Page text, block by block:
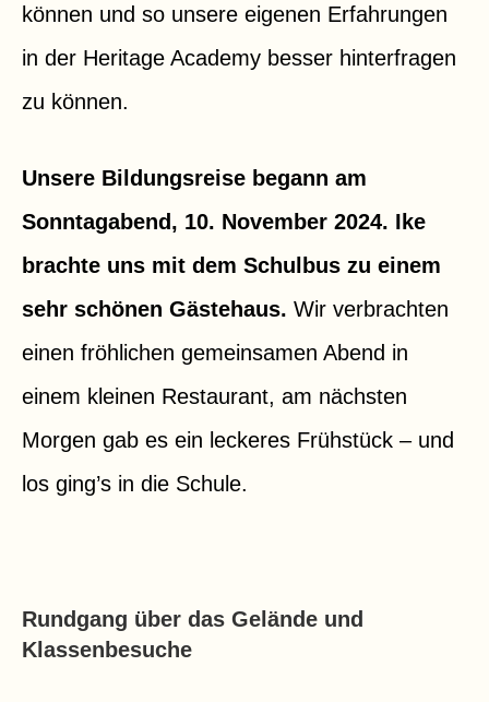
können und so unsere eigenen Erfahrungen
in der Heritage Academy besser hinterfragen
zu können.
Unsere Bildungsreise begann am
Sonntagabend, 10. November 2024. Ike
brachte uns mit dem Schulbus zu einem
sehr schönen Gästehaus. Wir verbrachten
einen fröhlichen gemeinsamen Abend in
einem kleinen Restaurant, am nächsten
Morgen gab es ein leckeres Frühstück – und
los ging’s in die Schule.
Rundgang über das Gelände und
Klassenbesuche